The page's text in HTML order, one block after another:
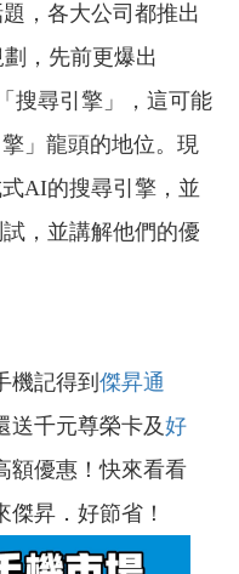
，各大公司都推出
，先前更爆出
搜尋引擎」，這可能
」龍頭的地位。現
AI的搜尋引擎，並
，並講解他們的優
記得到 傑昇通
送千元尊榮卡及好
額優惠！快來看看
傑昇．好節省！